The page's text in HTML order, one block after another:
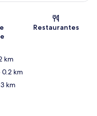
Restaurantes
km
0.2 km
km